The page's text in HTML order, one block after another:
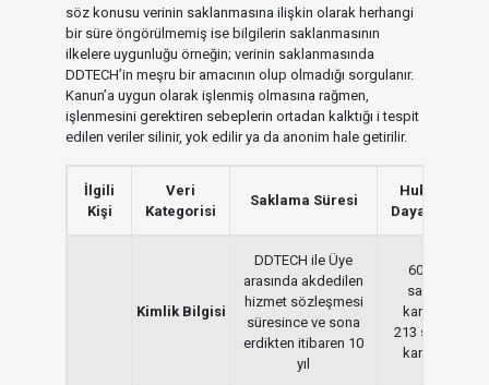
söz konusu verinin saklanmasına ilişkin olarak herhangi
bir süre öngörülmemiş ise bilgilerin saklanmasının
ilkelere uygunluğu örneğin; verinin saklanmasında
DDTECH’in meşru bir amacının olup olmadığı sorgulanır.
Kanun’a uygun olarak işlenmiş olmasına rağmen,
işlenmesini gerektiren sebeplerin ortadan kalktığı i tespit
edilen veriler silinir, yok edilir ya da anonim hale getirilir.
İlgili
Kişi
Veri
Kategorisi
Saklama Süresi
Hukuki
Dayanağı
Kimlik Bilgisi
DDTECH ile Üye
arasında akdedilen
hizmet sözleşmesi
süresince ve sona
erdikten itibaren 10
yıl
6098
sayılı
kanun,
213 sayılı
kanun.